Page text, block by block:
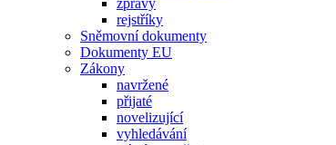
rejstříky
Sněmovní dokumenty
Dokumenty EU
Zákony
navržené
přijaté
novelizující
vyhledávání